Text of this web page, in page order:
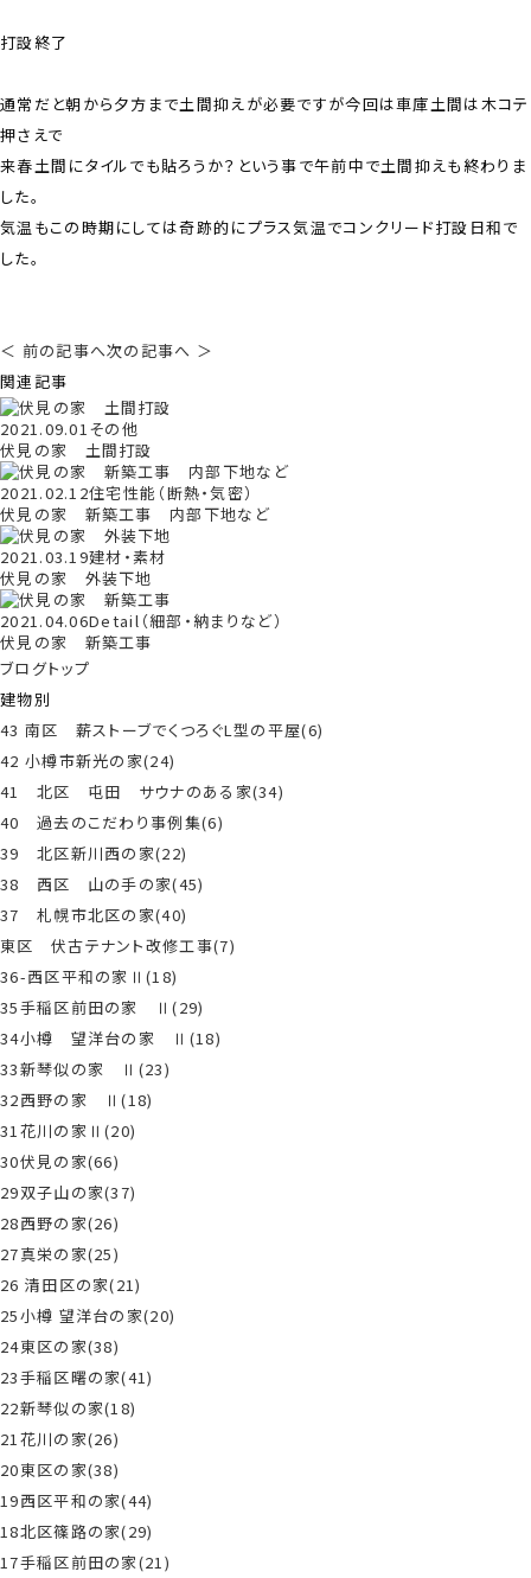
打設終了
通常だと朝から夕方まで土間抑えが必要ですが今回は車庫土間は木コテ
押さえで
来春土間にタイルでも貼ろうか？という事で午前中で土間抑えも終わりま
した。
気温もこの時期にしては奇跡的にプラス気温でコンクリード打設日和で
した。
＜ 前の記事へ次の記事へ ＞
関連記事
2021.09.01その他
伏見の家 土間打設
2021.02.12住宅性能（断熱・気密）
伏見の家 新築工事 内部下地など
2021.03.19建材・素材
伏見の家 外装下地
2021.04.06Detail（細部・納まりなど）
伏見の家 新築工事
ブログトップ
建物別
43 南区 薪ストーブでくつろぐL型の平屋(6)
42 小樽市新光の家(24)
41 北区 屯田 サウナのある家(34)
40 過去のこだわり事例集(6)
39 北区新川西の家(22)
38 西区 山の手の家(45)
37 札幌市北区の家(40)
東区 伏古テナント改修工事(7)
36-西区平和の家Ⅱ(18)
35手稲区前田の家 Ⅱ(29)
34小樽 望洋台の家 Ⅱ(18)
33新琴似の家 Ⅱ(23)
32西野の家 Ⅱ(18)
31花川の家Ⅱ(20)
30伏見の家(66)
29双子山の家(37)
28西野の家(26)
27真栄の家(25)
26 清田区の家(21)
25小樽 望洋台の家(20)
24東区の家(38)
23手稲区曙の家(41)
22新琴似の家(18)
21花川の家(26)
20東区の家(38)
19西区平和の家(44)
18北区篠路の家(29)
17手稲区前田の家(21)